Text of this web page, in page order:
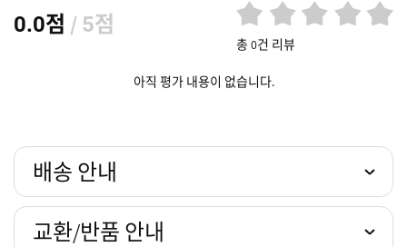
0.0점 / 5점
총 0건 리뷰
아직 평가 내용이 없습니다.
배송 안내
교환/반품 안내